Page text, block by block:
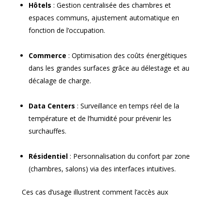
Hôtels : Gestion centralisée des chambres et
espaces communs, ajustement automatique en
fonction de l’occupation.
Commerce : Optimisation des coûts énergétiques
dans les grandes surfaces grâce au délestage et au
décalage de charge.
Data Centers : Surveillance en temps réel de la
température et de l’humidité pour prévenir les
surchauffes.
Résidentiel: Personnalisation du confort par zone
(chambres, salons) via des interfaces intuitives.
Ces cas d’usage illustrent comment l’accès aux